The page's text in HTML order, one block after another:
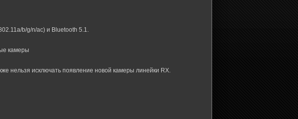
b/g/n/ac) и Bluetooth 5.1.
нельзя исключать появление новой камеры линейки RX.